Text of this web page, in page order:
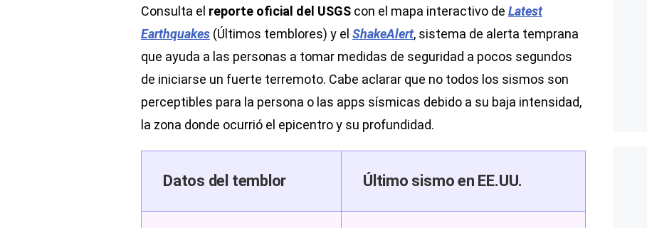
Consulta el reporte oficial del USGS con el mapa interactivo de Latest
Earthquakes (Últimos temblores) y el ShakeAlert, sistema de alerta temprana
que ayuda a las personas a tomar medidas de seguridad a pocos segundos
de iniciarse un fuerte terremoto. Cabe aclarar que no todos los sismos son
perceptibles para la persona o las apps sísmicas debido a su baja intensidad,
la zona donde ocurrió el epicentro y su profundidad.
Datos del temblor Último sismo en EE.UU.